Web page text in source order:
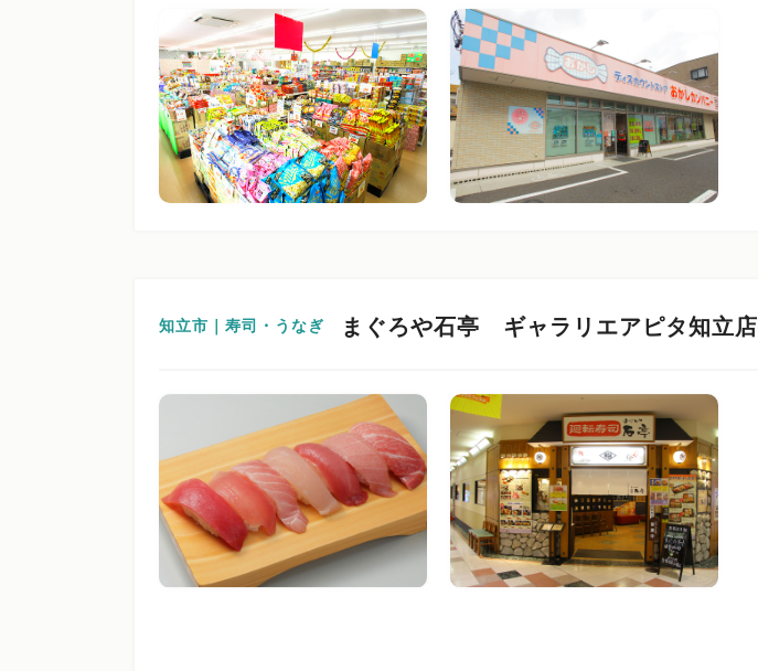
知立市｜寿司・うなぎ まぐろや石亭 ギャラリエアピタ知立店